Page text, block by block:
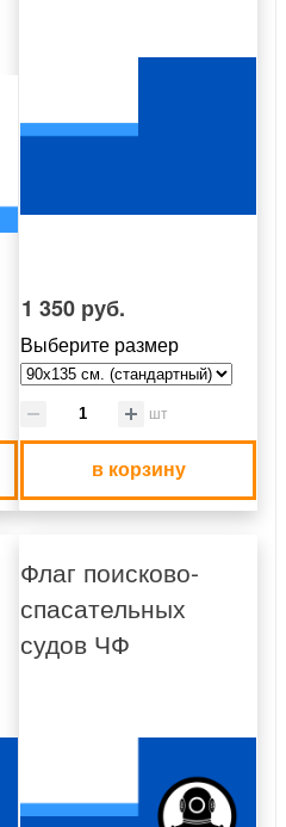
1 350 руб.
Выберите размер
шт
в корзину
Флаг поисково-
спасательных
судов ЧФ